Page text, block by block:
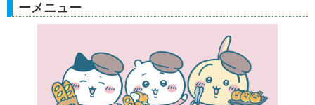
ーメニュー